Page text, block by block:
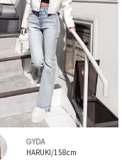
GYDA
HARUKI/158cm